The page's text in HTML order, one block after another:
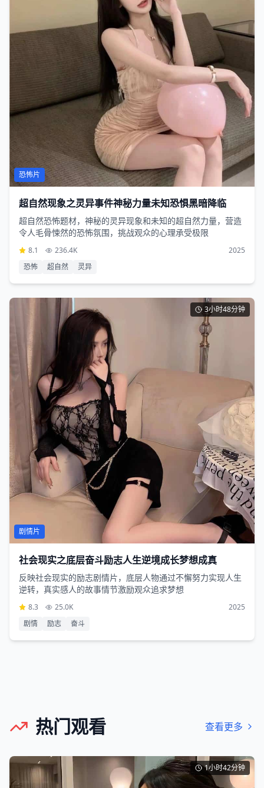
恐怖片
超自然现象之灵异事件神秘力量未知恐惧黑暗降临
超自然恐怖题材，神秘的灵异现象和未知的超自然力量，营造
令人毛骨悚然的恐怖氛围，挑战观众的心理承受极限
8.1 236.4K
2025
恐怖
超自然 灵异
3小时48分钟
剧情片
社会现实之底层奋斗励志人生逆境成长梦想成真
反映社会现实的励志剧情片，底层人物通过不懈努力实现人生
逆转，真实感人的故事情节激励观众追求梦想
8.3 25.0K
2025
剧情
励志 奋斗
热门观看 查看更多
1小时42分钟